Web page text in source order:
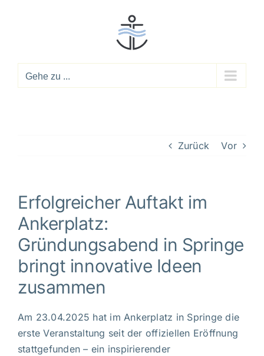
Gehe zu ...
Zurück Vor
Erfolgreicher Auftakt im
Ankerplatz:
Gründungsabend in Springe
bringt innovative Ideen
zusammen
Am 23.04.2025 hat im Ankerplatz in Springe die
erste Veranstaltung seit der offiziellen Eröffnung
stattgefunden – ein inspirierender